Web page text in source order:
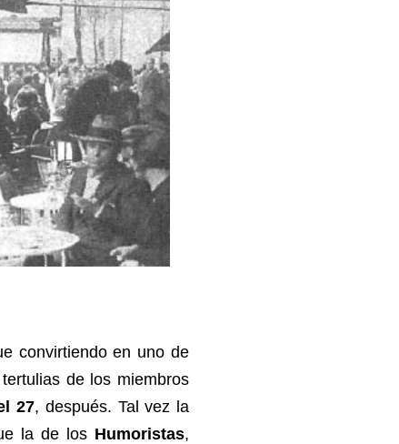
convirtiendo en uno de
de los miembros
27, después. Tal vez la
la de los Humoristas,